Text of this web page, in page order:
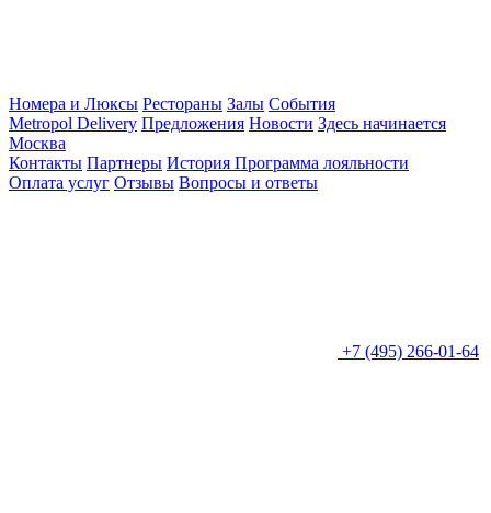
Номера и Люксы Рестораны Залы События
Metropol Delivery Предложения Новости Здесь начинается
Москва
Контакты Партнеры История Программа лояльности
Оплата услуг Отзывы Вопросы и ответы
+7 (495) 266-01-64